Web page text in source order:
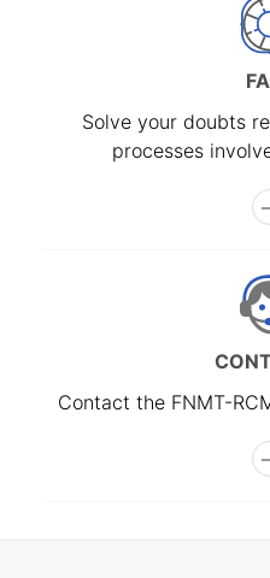
Solve your doubts
processes
Contact the FNMT-